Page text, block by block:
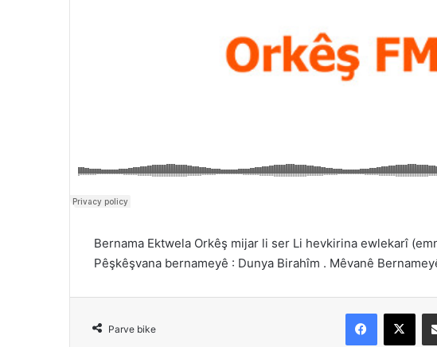
Bernama Ektwela Orkêş mijar li ser Li hevkirina ewlekarî
Pêşkêşvana bernameyê : Dunya Birahîm . Mêvanê
Parve bike
Facebook
X